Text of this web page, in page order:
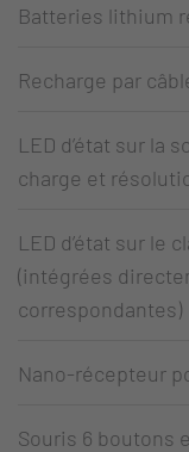
Batteries lithium
Recharge par
LED d’état sur la
charge et
LED d’état sur le
(intégrées
correspondantes)
Nano-récepteur
Souris 6 boutons